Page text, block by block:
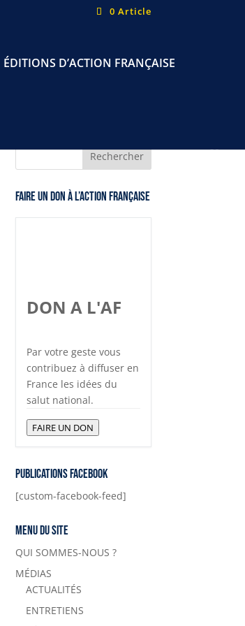
0 Article
ÉDITIONS D’ACTION FRANÇAISE
Faire un don à l’Action Française
DON A L'AF
Par votre geste vous
contribuez à diffuser en
France les idées du
salut national.
FAIRE UN DON
Publications Facebook
[custom-facebook-feed]
Menu du site
QUI SOMMES-NOUS ?
MÉDIAS
ACTUALITÉS
ENTRETIENS